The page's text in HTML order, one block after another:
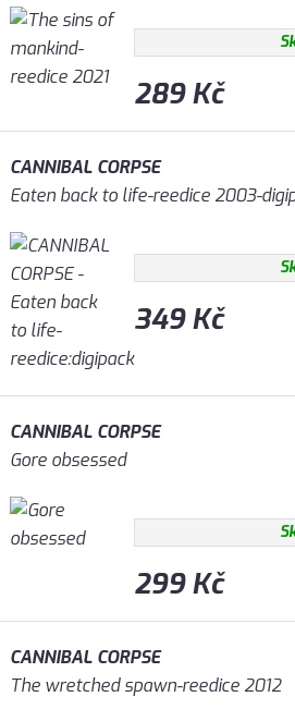
289 Kč
CANNIBAL CORPSE
Eaten back to life-reedice 2003-
349 Kč
CANNIBAL CORPSE
Gore obsessed
299 Kč
CANNIBAL CORPSE
The wretched spawn-reedice 2012